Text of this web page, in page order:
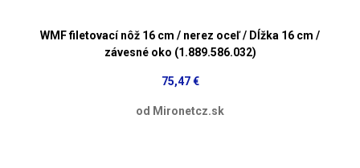
WMF filetovací nôž 16 cm / nerez oceľ / Dĺžka 16 cm /
závesné oko (1.889.586.032)
75,47 €
od Mironetcz.sk